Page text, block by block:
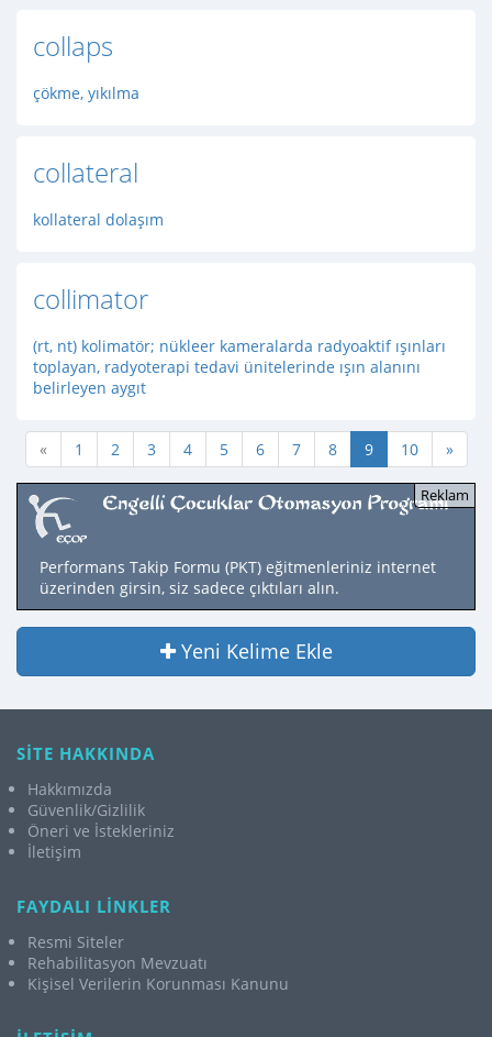
collaps
çökme, yıkılma
collateral
kollateral dolaşım
collimator
(rt, nt) kolimatör; nükleer kameralarda radyoaktif ışınları
toplayan, radyoterapi tedavi ünitelerinde ışın alanını
belirleyen aygıt
« 1 2 3 4 5 6 7 8 9 10 »
Performans Takip Formu (PKT) eğitmenleriniz internet
üzerinden girsin, siz sadece çıktıları alın.
Yeni Kelime Ekle
SİTE HAKKINDA
Hakkımızda
Güvenlik/Gizlilik
Öneri ve İstekleriniz
İletişim
FAYDALI LİNKLER
Resmi Siteler
Rehabilitasyon Mevzuatı
Kişisel Verilerin Korunması Kanunu